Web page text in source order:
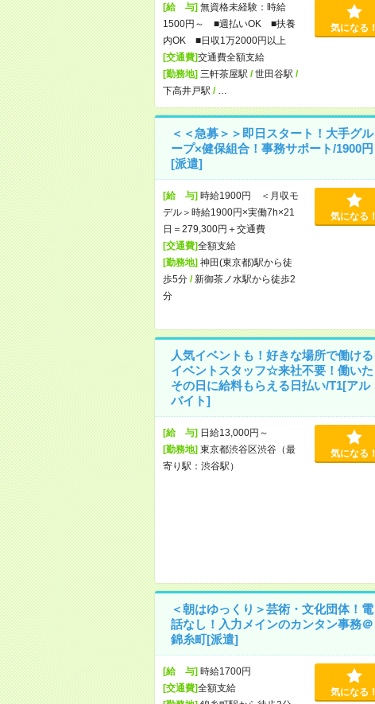
[給 与]無資格未経験：時給
1500円～ ■週払いOK ■扶養
内OK ■日収1万2000円以上
[交通費]交通費全額支給
[勤務地]三軒茶屋駅 /世田谷駅 /
下高井戸駅 /
気になる！
＜＜急募＞＞即日スタート！大手グル
ープ×健保組合！事務サポート/1900円
[派遣]
[給 与]時給1900円 ＜月収モ
デル＞時給1900円×実働7h×21
日＝279,300円＋交通費
[交通費]全額支給
[勤務地]神田(東京都)駅から徒
歩5分/新御茶ノ水駅から徒歩2
分
気になる！
人気イベントも！好きな場所で働ける
イベントスタッフ☆来社不要！働いた
その日に給料もらえる日払い/T1[アル
バイト]
[給 与]日給13,000円～
[勤務地]東京都渋谷区渋谷（最
寄り駅：渋谷駅）
気になる！
＜朝はゆっくり＞芸術・文化団体！電
話なし！入力メインのカンタン事務＠
錦糸町[派遣]
[給 与]時給1700円
[交通費]全額支給
気になる！